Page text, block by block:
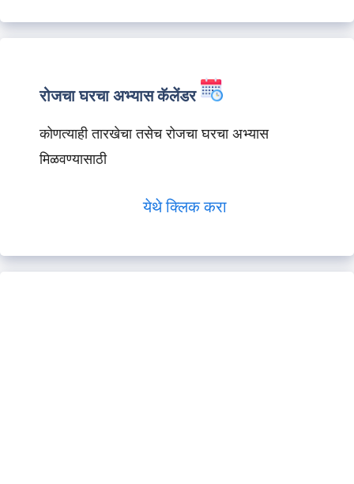
रोजचा घरचा अभ्यास कॅलेंडर
कोणत्याही तारखेचा तसेच रोजचा घरचा अभ्यास
मिळवण्यासाठी
येथे क्लिक करा